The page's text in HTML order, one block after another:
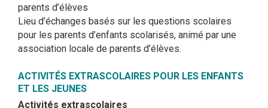
parents d’élèves
Lieu d’échanges basés sur les questions scolaires
pour les parents d’enfants scolarisés, animé par une
association locale de parents d’élèves.
ACTIVITÉS EXTRASCOLAIRES POUR LES ENFANTS
ET LES JEUNES
Activités extrascolaires